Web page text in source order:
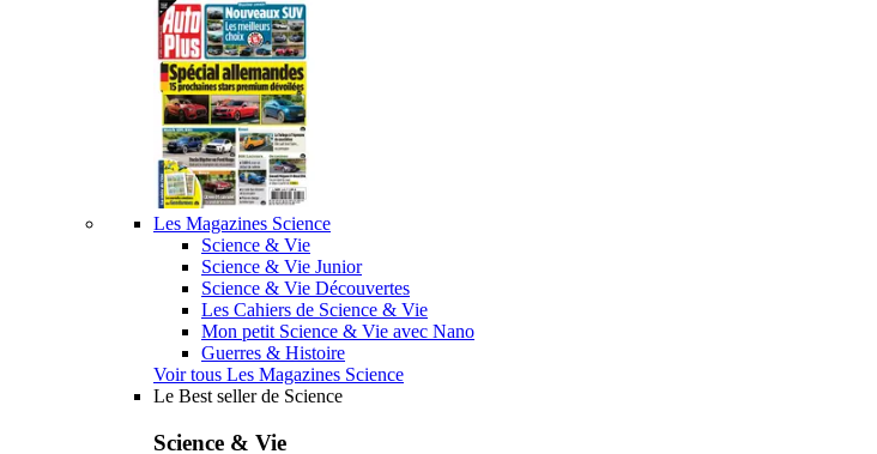
Les Magazines Science
Science & Vie
Science & Vie Junior
Science & Vie Découvertes
Les Cahiers de Science & Vie
Mon petit Science & Vie avec Nano
Guerres & Histoire
Voir tous Les Magazines Science
Le Best seller de Science
Science & Vie